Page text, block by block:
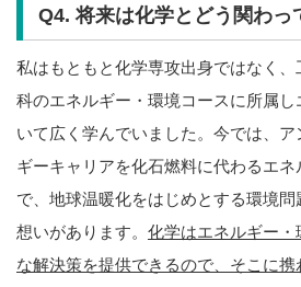
Q4. 将来は化学とどう関わっ
私はもともと化学専攻出身ではなく
科のエネルギー・環境コースに所属
いて広く学んでいました。今では、
ギーキャリアを化石燃料に代わるエネ
で、地球温暖化をはじめとする環境問
想いがあります。 化学はエネルギー
な解決策を提供できるので、そこに